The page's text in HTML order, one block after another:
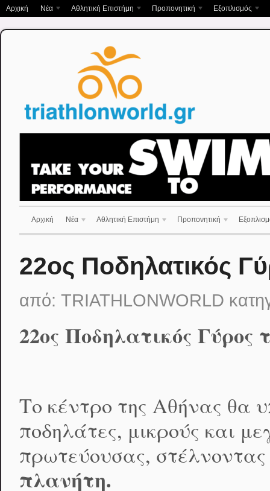
Αρχική Νέα Αθλητική Επιστήμη Προπονητική Εξοπλισμός
Αρχική Νέα Αθλητική Επιστήμη Προπονητική
22ος Ποδηλατικός
από: TRIATHLONWORLD
22ος Ποδηλατικός Γύρος
Το κέντρο της Αθήνας θα
ποδηλάτες, μικρούς και
πρωτεύουσας,
πλανήτη.